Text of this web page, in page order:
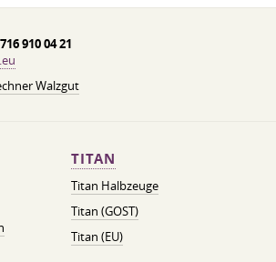
910 04 21
Walzgut
TITAN
Titan Halbzeuge
Titan (GOST)
Titan (EU)